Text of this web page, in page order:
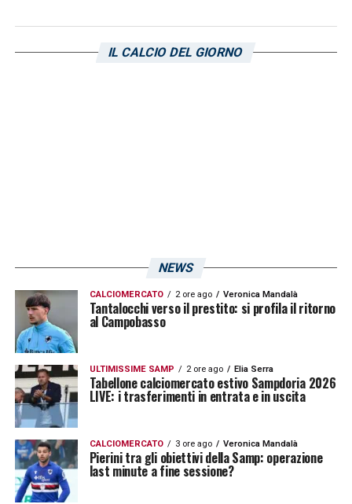
panchina. Ma quale sarà il futuro del classe
IL CALCIO DEL GIORNO
NEWS
CALCIOMERCATO 2 ore ago Veronica Mandalà
Tantalocchi verso il prestito: si profila il ritorno
al Campobasso
ULTIMISSIME SAMP 2 ore ago Elia Serra
Tabellone calciomercato estivo Sampdoria 2026
LIVE: i trasferimenti in entrata e in uscita
CALCIOMERCATO 3 ore ago Veronica Mandalà
Pierini tra gli obiettivi della Samp: operazione
last minute a fine sessione?